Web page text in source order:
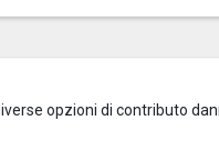
opzioni di contributo